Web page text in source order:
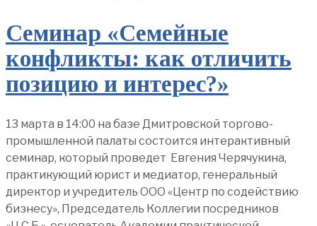
Семинар «Семейные
конфликты: как отличить
позицию и интерес?»
13 марта в 14:00 на базе Дмитровской торгово-
промышленной палаты состоится интерактивный
семинар, который проведет Евгения Черячукина,
практикующий юрист и медиатор, генеральный
директор и учредитель ООО «Центр по содействию
бизнесу», Председатель Коллегии посредников